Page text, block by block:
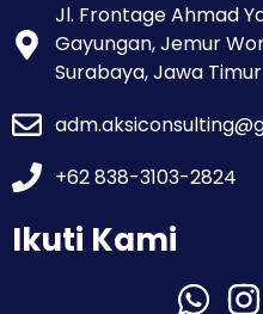
Jl. Frontage Ahmad
Gayungan, Jemur
Surabaya, Jawa
+62 838-3103-2824
Ikuti Kami